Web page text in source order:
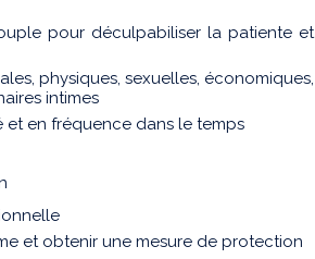
pour déculpabiliser la patiente et
physiques, sexuelles, économiques,
intimes
et en fréquence dans le temps
et obtenir une mesure de protection